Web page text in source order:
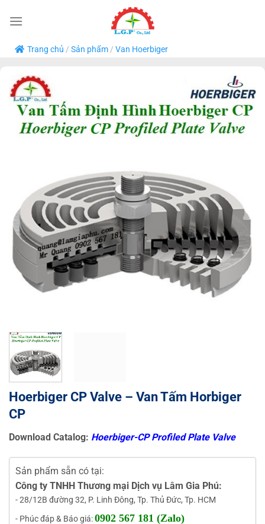
qua
dung
Trang chủ / Sản phẩm/ Van Hoerbiger
Hoerbiger CP Valve – Van Tấm Horbiger
CP
Download Catalog: Hoerbiger-CP Profiled Plate Valve
Sản phẩm sẵn có tại:
Công ty TNHH Thương mại Dịch vụ Lâm Gia Phú:
- 28/12B đường 32, P. Linh Đông, Tp. Thủ Đức, Tp. HCM
- Phúc đáp & Báo giá:0902 567 181 (Zalo)